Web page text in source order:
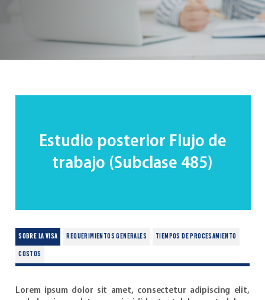
Estudio posterior Flujo de
trabajo (Subclase 485)
Sobre la Visa requerimientos generales tiempos de procesamiento
costos
Lorem ipsum dolor sit amet, consectetur adipiscing elit,